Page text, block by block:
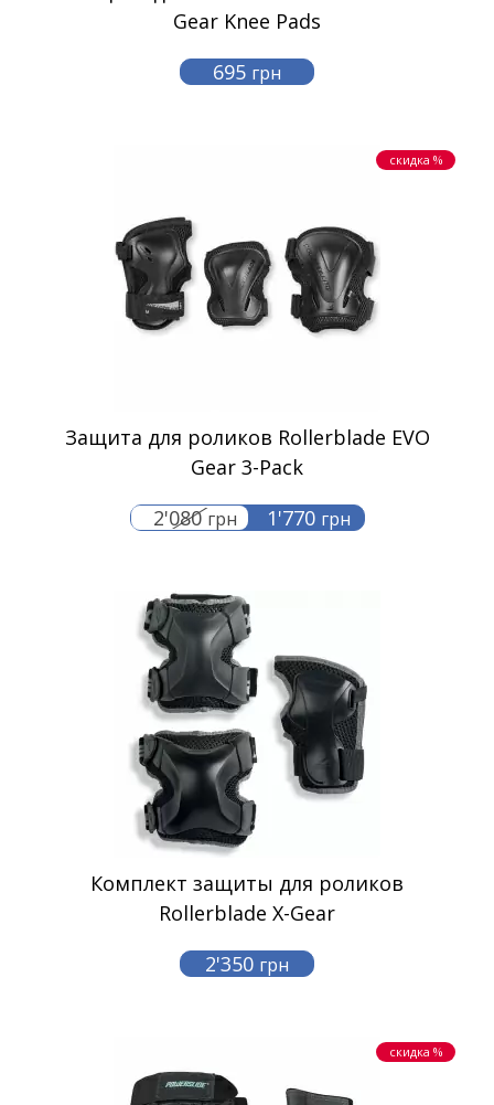
Gear Knee Pads
695 грн
скидка %
Защита для роликов Rollerblade EVO
Gear 3-Pack
2'080грн 1'770 грн
Комплект защиты для роликов
Rollerblade X-Gear
2'350 грн
скидка %